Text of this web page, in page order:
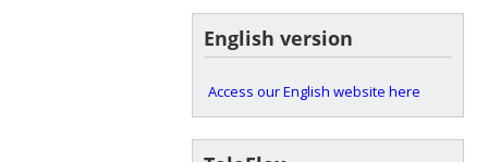
English version
Access our English website here